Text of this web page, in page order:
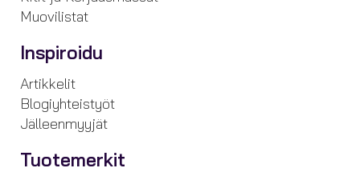
Muovilistat
Inspiroidu
Artikkelit
Blogiyhteistyöt
Jälleenmyyjät
Tuotemerkit